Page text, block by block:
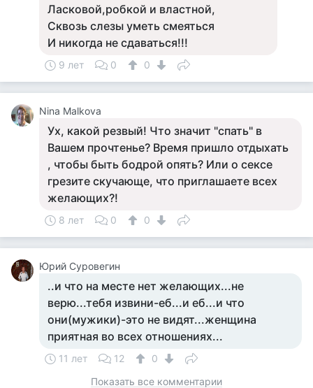
Ласковой,робкой и властной,
Сквозь слезы уметь смеяться
И никогда не сдаваться!!!
9 лет 0 0
Nina Malkova
Ух, какой резвый! Что значит "спать" в
Вашем прочтенье? Время пришло отдыхать
, чтобы быть бодрой опять? Или о сексе
грезите скучающе, что приглашаете всех
желающих?!
8 лет 0 0
Юрий Суровегин
..и что на месте нет желающих...не
верю...тебя извини-еб...и еб...и что
они(мужики)-это не видят...женщина
приятная во всех отношениях...
11 лет 12
0
Показать все комментарии